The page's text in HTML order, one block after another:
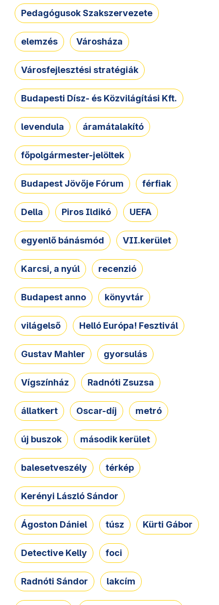
Pedagógusok Szakszervezete
elemzés Városháza
Városfejlesztési stratégiák
Budapesti Dísz- és Közvilágítási Kft.
levendula áramátalakító
főpolgármester-jelöltek
Budapest Jövője Fórum férfiak
Della Piros Ildikó UEFA
egyenlő bánásmód VII.kerület
Karcsi, a nyúl recenzió
Budapest anno könyvtár
világelső Helló Európa! Fesztivál
Gustav Mahler gyorsulás
Vígszínház Radnóti Zsuzsa
állatkert Oscar-díj metró
új buszok második kerület
balesetveszély térkép
Kerényi László Sándor
Ágoston Dániel túsz Kürti Gábor
Detective Kelly foci
Radnóti Sándor lakcím